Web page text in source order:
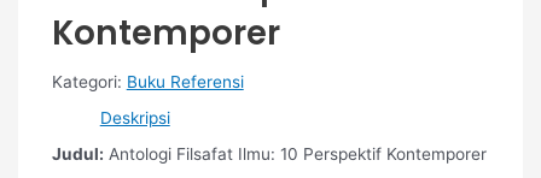
Kontemporer
Kategori: Buku Referensi
Deskripsi
Judul: Antologi Filsafat Ilmu: 10 Perspektif Kontemporer